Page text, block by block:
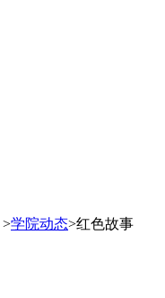
>学院动态>红色故事